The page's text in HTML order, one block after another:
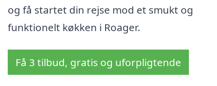
og få startet din rejse mod et smukt og
funktionelt køkken i Roager.
Få 3 tilbud, gratis og uforpligtende